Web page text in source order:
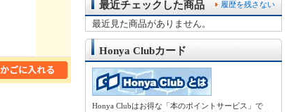
履歴を残さない
最近チェックした商品
最近見た商品がありません。
Honya Clubカード
Honya Clubはお得な「本のポイントサービス」で